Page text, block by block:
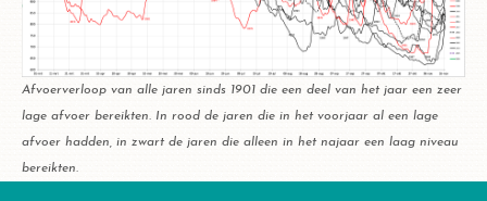
Afvoerverloop van alle jaren sinds 1901 die een deel van het jaar een zeer
lage afvoer bereikten. In rood de jaren die in het voorjaar al een lage
afvoer hadden, in zwart de jaren die alleen in het najaar een laag niveau
bereikten.